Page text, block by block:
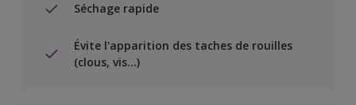
Séchage rapide
Évite l'apparition des taches de rouilles
(clous, vis…)